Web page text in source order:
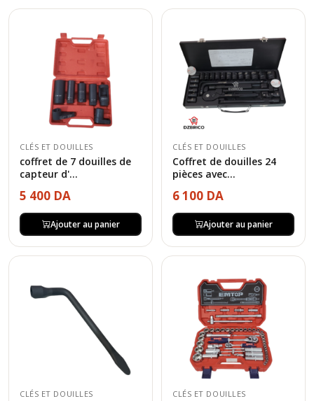
CLÉS ET DOUILLES
coffret de 7 douilles de
capteur d'...
5 400 DA
Ajouter au panier
CLÉS ET DOUILLES
Coffret de douilles 24
pièces avec...
6 100 DA
Ajouter au panier
CLÉS ET DOUILLES CLÉS ET DOUILLES